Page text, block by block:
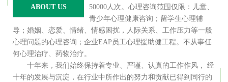
ABOUT US
50000人次。心理咨询范围仅限：儿童、
青少年心理健康咨询；留学生心理辅
导；婚姻、恋爱、情绪、情感困扰，人际关系、工作压力等一般
心理问题的心理咨询；企业EAP员工心理援助健工程。不从事任
何心理治疗、药物治疗。
十年来，我们始终保持着专业、严谨、认真的工作作风， 经
十年的发展与沉淀，在行业中所作出的努力和贡献已得到同行的